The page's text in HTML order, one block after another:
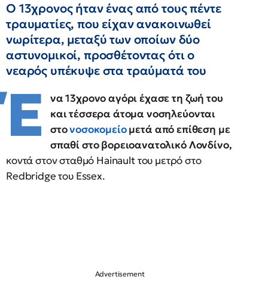
Ο 13χρονος ήταν ένας από τους πέντε
τραυματίες, που είχαν ανακοινωθεί
νωρίτερα, μεταξύ των οποίων δύο
αστυνομικοί, προσθέτοντας ότι ο
νεαρός υπέκυψε στα τραύματά του
Έ
να 13χρονο αγόρι έχασε τη ζωή του
και τέσσερα άτομα νοσηλεύονται
στονοσοκομείομετά από επίθεση με
σπαθί στο βορειοανατολικό Λονδίνο,
κοντά στον σταθμό Hainault του μετρό στο
Redbridge του Essex.